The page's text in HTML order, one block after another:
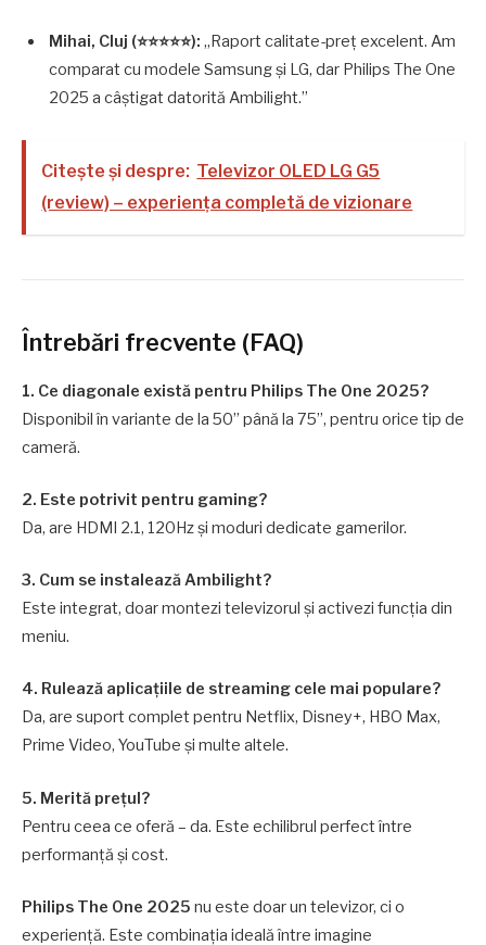
Mihai, Cluj (⭐⭐⭐⭐⭐): „Raport calitate-preț excelent. Am
comparat cu modele Samsung și LG, dar Philips The One
2025 a câștigat datorită Ambilight.”
Citește și despre: Televizor OLED LG G5
(review) – experiența completă de vizionare
Întrebări frecvente (FAQ)
1. Ce diagonale există pentru Philips The One 2025?
Disponibil în variante de la 50” până la 75”, pentru orice tip de
cameră.
2. Este potrivit pentru gaming?
Da, are HDMI 2.1, 120Hz și moduri dedicate gamerilor.
3. Cum se instalează Ambilight?
Este integrat, doar montezi televizorul și activezi funcția din
meniu.
4. Rulează aplicațiile de streaming cele mai populare?
Da, are suport complet pentru Netflix, Disney+, HBO Max,
Prime Video, YouTube și multe altele.
5. Merită prețul?
Pentru ceea ce oferă – da. Este echilibrul perfect între
performanță și cost.
Philips The One 2025 nu este doar un televizor, ci o
experiență. Este combinația ideală între imagine